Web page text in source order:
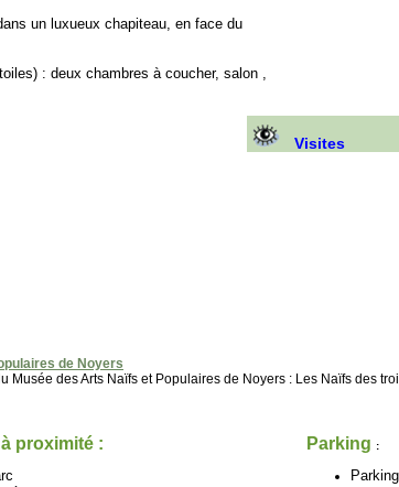
un luxueux chapiteau, en face du
: deux chambres à coucher, salon ,
Visites
de Noyers
Musée des Arts Naïfs et Populaires de Noyers : Les Naïfs des
proximité : Parking :